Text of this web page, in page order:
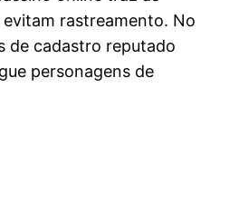
rastreamento. No
de cadastro reputado
personagens de